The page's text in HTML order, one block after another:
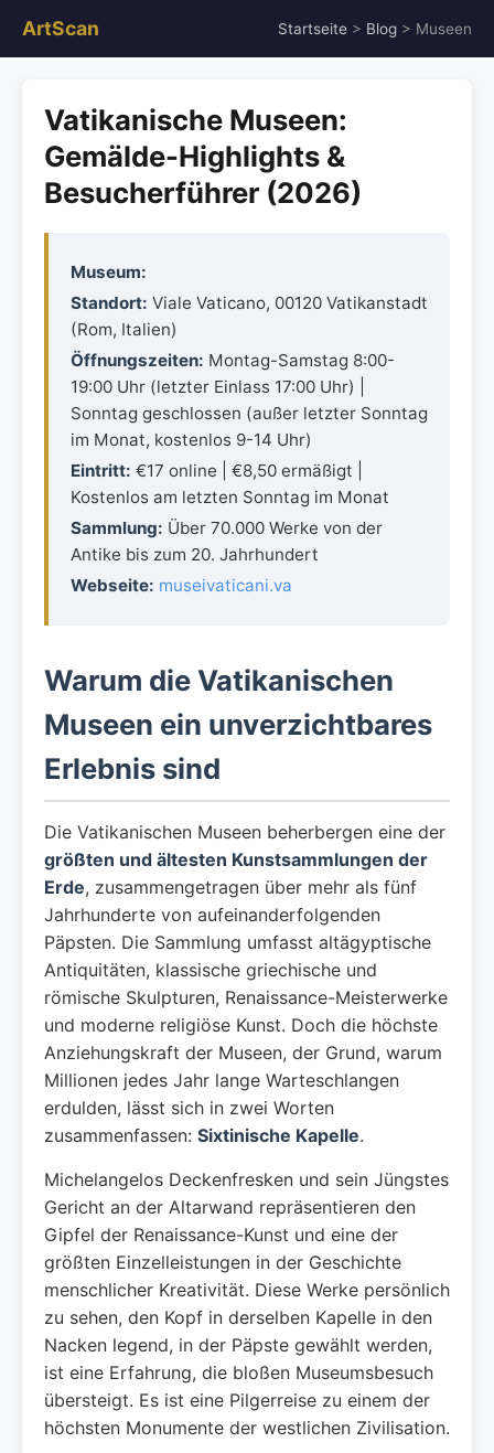
ArtScan Startseite > Blog > Museen
Vatikanische Museen:
Gemälde-Highlights &
Besucherführer (2026)
Museum:
Standort: Viale Vaticano, 00120 Vatikanstadt
(Rom, Italien)
Öffnungszeiten: Montag-Samstag 8:00-
19:00 Uhr (letzter Einlass 17:00 Uhr) |
Sonntag geschlossen (außer letzter Sonntag
im Monat, kostenlos 9-14 Uhr)
Eintritt: €17 online | €8,50 ermäßigt |
Kostenlos am letzten Sonntag im Monat
Sammlung: Über 70.000 Werke von der
Antike bis zum 20. Jahrhundert
Webseite: museivaticani.va
Warum die Vatikanischen
Museen ein unverzichtbares
Erlebnis sind
Die Vatikanischen Museen beherbergen eine der
größten und ältesten Kunstsammlungen der
Erde, zusammengetragen über mehr als fünf
Jahrhunderte von aufeinanderfolgenden
Päpsten. Die Sammlung umfasst altägyptische
Antiquitäten, klassische griechische und
römische Skulpturen, Renaissance-Meisterwerke
und moderne religiöse Kunst. Doch die höchste
Anziehungskraft der Museen, der Grund, warum
Millionen jedes Jahr lange Warteschlangen
erdulden, lässt sich in zwei Worten
zusammenfassen: Sixtinische Kapelle.
Michelangelos Deckenfresken und sein Jüngstes
Gericht an der Altarwand repräsentieren den
Gipfel der Renaissance-Kunst und eine der
größten Einzelleistungen in der Geschichte
menschlicher Kreativität. Diese Werke persönlich
zu sehen, den Kopf in derselben Kapelle in den
Nacken legend, in der Päpste gewählt werden,
ist eine Erfahrung, die bloßen Museumsbesuch
übersteigt. Es ist eine Pilgerreise zu einem der
höchsten Monumente der westlichen Zivilisation.